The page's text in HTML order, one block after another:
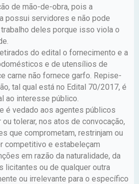
de mão-de-obra, pois a
possui servidores e não pode
deles porque isso viola o
do edital o fornecimento e a
e de utensílios de
carne não fornece garfo. Repise-
tal qual está no Edital 70/2017, é
ao interesse público.
é vedado aos agentes públicos
ou tolerar, nos atos de convocação,
que comprometam, restrinjam ou
competitivo e estabeleçam
em razão da naturalidade, da
licitantes ou de qualquer outra
ou irrelevante para o específico